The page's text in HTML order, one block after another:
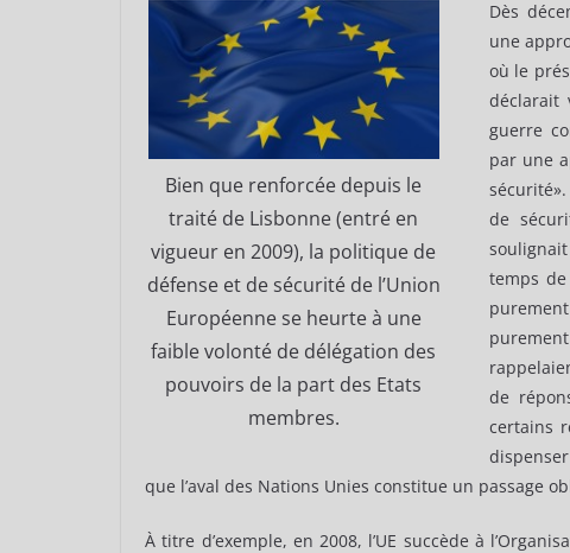
Bien que renforcée depuis le
traité de Lisbonne (entré en
vigueur en 2009), la politique de
défense et de sécurité de l’Union
Européenne se heurte à une
faible volonté de délégation des
pouvoirs de la part des Etats
membres.
Dès
une
où le
déclarait
guerre
par une
de
temps
de
certains
que l’aval des Nations Unies constitue un passage
À titre d’exemple, en 2008, l’UE succède à